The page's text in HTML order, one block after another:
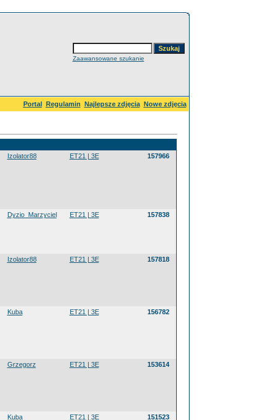
Zaawansowane szukanie
Portal Regulamin Najlepsze zdjęcia Nowe zdjęcia
Izolator88 ET21 | 3E 157966
Dyzio_Marzyciel ET21 | 3E 157838
Izolator88 ET21 | 3E 157818
Kuba ET21 | 3E 156782
Grzegorz ET21 | 3E 153614
Kuba ET21 | 3E 151523